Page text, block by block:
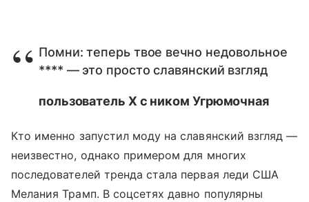
Помни: теперь твое вечно недовольное
**** — это просто славянский взгляд
пользователь X с ником Угрюмочная
Кто именно запустил моду на славянский взгляд —
неизвестно, однако примером для многих
последователей тренда стала первая леди США
Мелания Трамп. В соцсетях давно популярны